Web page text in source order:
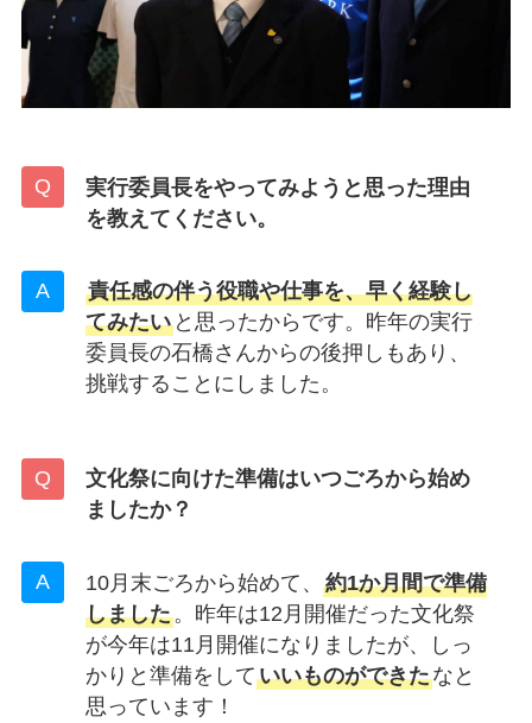
実行委員長をやってみようと思った理由
を教えてください。
責任感の伴う役職や仕事を、早く経験し
てみたいと思ったからです。昨年の実行
委員長の石橋さんからの後押しもあり、
挑戦することにしました。
文化祭に向けた準備はいつごろから始め
ましたか？
10月末ごろから始めて、 約1か月間で準備
しました。昨年は12月開催だった文化祭
が今年は11月開催になりましたが、しっ
かりと準備をしていいものができたなと
思っています！